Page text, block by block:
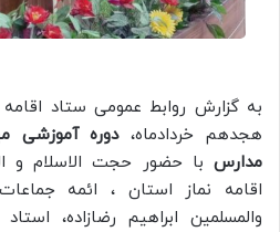
به گزارش روابط عمومی ستاد
هجدهم خردادماه،دوره آموزشی
مدارس با حضور حجت الاسلام و
اقامه نماز استان ، ائمه
والمسلمین ابراهیم رضازاده،